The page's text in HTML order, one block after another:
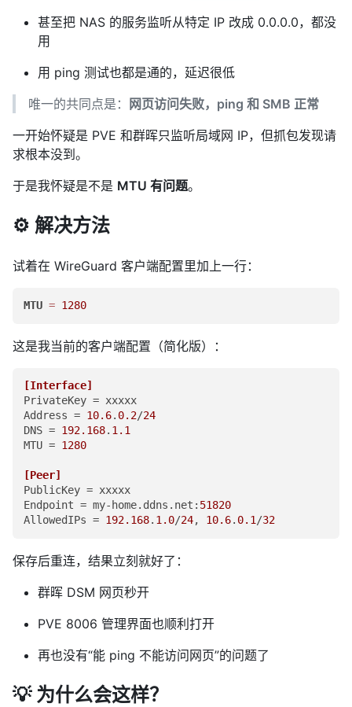
甚至把 NAS 的服务监听从特定 IP 改成 0.0.0.0，都没
用
用 ping 测试也都是通的，延迟很低
唯一的共同点是：
网页访问失败，ping 和 SMB 正常
一开始怀疑是 PVE 和群晖只监听局域网 IP，但抓包发现请
求根本没到。
于是我怀疑是不是 MTU 有问题。
⚙️ 解决方法
试着在 WireGuard 客户端配置里加上一行：
MTU = 1280
这是我当前的客户端配置（简化版）：
[Interface]
PrivateKey
= xxxxx
Address = 10.6. 0.2/24
DNS = 192.168. 1.1
MTU = 1280
[Peer]
PublicKey
= xxxxx
Endpoint = my-home.ddns.net: 51820
AllowedIPs = 192.168. 1.0/24, 10.6. 0.1/32
保存后重连，结果立刻就好了：
群晖 DSM 网页秒开
PVE 8006 管理界面也顺利打开
再也没有“能 ping 不能访问网页”的问题了
💡 为什么会这样？